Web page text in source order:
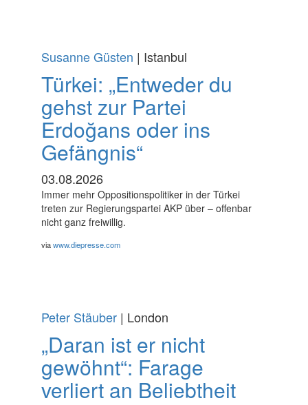
Susanne Güsten | Istanbul
Türkei: „Entweder du
gehst zur Partei
Erdoğans oder ins
Gefängnis“
03.08.2026
Immer mehr Oppositionspolitiker in der Türkei
treten zur Regierungspartei AKP über – offenbar
nicht ganz freiwillig.
viawww.diepresse.com
Peter Stäuber | London
„Daran ist er nicht
gewöhnt“: Farage
verliert an Beliebtheit